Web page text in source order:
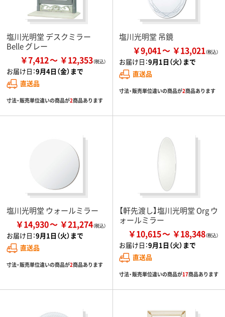
塩川光明堂 デスクミラー
Belle グレー
￥7,412 ￥12,353
お届け日：9月4日（金）まで
直送品
寸法・販売単位違いの商品が2商品あります
塩川光明堂 吊鏡
￥9,041 ￥13,021
お届け日：9月1日（火）まで
直送品
寸法・販売単位違いの商品が2商品あります
塩川光明堂 ウォールミラー
￥14,930 ￥21,274
お届け日：9月1日（火）まで
直送品
寸法・販売単位違いの商品が2商品あります
【軒先渡し】塩川光明堂 Org ウ
ォールミラー
￥10,615 ￥18,348
お届け日：9月1日（火）まで
直送品
寸法・販売単位違いの商品が17商品あります